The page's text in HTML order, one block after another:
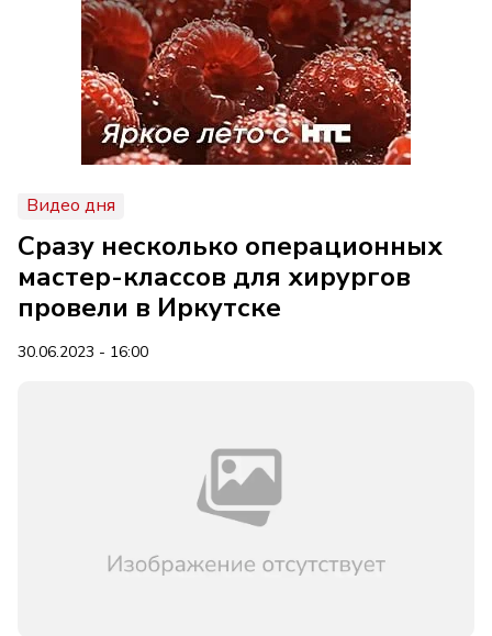
Видео дня
Сразу несколько операционных
мастер-классов для хирургов
провели в Иркутске
30.06.2023 - 16:00